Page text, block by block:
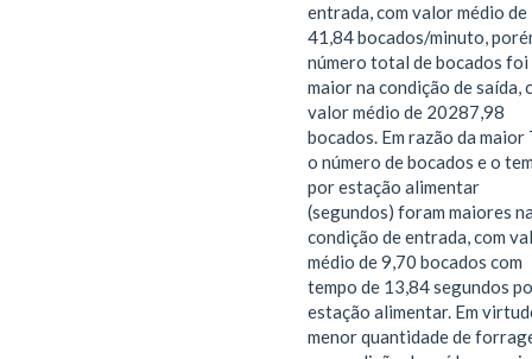
entrada, com valor médio de
41,84 bocados/minuto,
número total de bocados foi
maior na condição de saída,
valor médio de 20287,98
bocados. Em razão da maior
o número de bocados e o
por estação alimentar
(segundos) foram maiores
condição de entrada, com
médio de 9,70 bocados com
tempo de 13,84 segundos
estação alimentar. Em
menor quantidade de